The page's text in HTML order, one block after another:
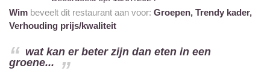
Wim beveelt dit restaurant aan voor: Groepen, Trendy kader,
Verhouding prijs/kwaliteit
wat kan er beter zijn dan eten in een
groene...